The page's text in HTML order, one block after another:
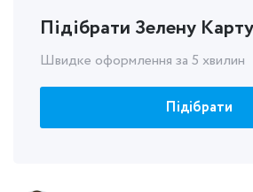
Підібрати Зелену Карту
Швидке оформлення за 5 хвилин
Підібрати